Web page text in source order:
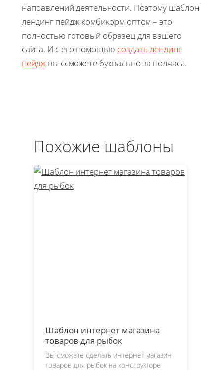
направлений деятельности. Поэтому шаблон
лендинг пейдж комбикорм оптом – это
полностью готовый образец для вашего
сайта. И с его помощью создать лендинг
пейдж вы ссможете буквально за полчаса.
Похожие шаблоны
Шаблон интернет магазина
товаров для рыбок
Вы сможете сделать интернет магазин
товаров для рыбок на конструкторе